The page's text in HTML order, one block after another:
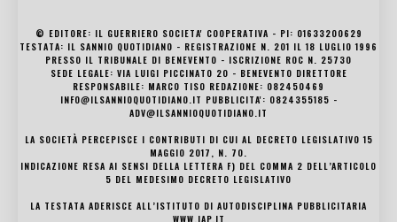
© EDITORE: IL GUERRIERO SOCIETA' COOPERATIVA - PI: 01633200629
TESTATA: IL SANNIO QUOTIDIANO - REGISTRAZIONE N. 201 IL 18 LUGLIO 1996
PRESSO IL TRIBUNALE DI BENEVENTO - ISCRIZIONE ROC N. 25730
SEDE LEGALE: VIA LUIGI PICCINATO 20 - BENEVENTO DIRETTORE
RESPONSABILE: MARCO TISO REDAZIONE: 082450469
INFO@ILSANNIOQUOTIDIANO.IT PUBBLICITA': 0824355185 -
ADV@ILSANNIOQUOTIDIANO.IT
LA SOCIETÀ PERCEPISCE I CONTRIBUTI DI CUI AL DECRETO LEGISLATIVO 15
MAGGIO 2017, N. 70.
INDICAZIONE RESA AI SENSI DELLA LETTERA F) DEL COMMA 2 DELL’ARTICOLO
5 DEL MEDESIMO DECRETO LEGISLATIVO
LA TESTATA ADERISCE ALL’ISTITUTO DI AUTODISCIPLINA PUBBLICITARIA
WWW.IAP.IT